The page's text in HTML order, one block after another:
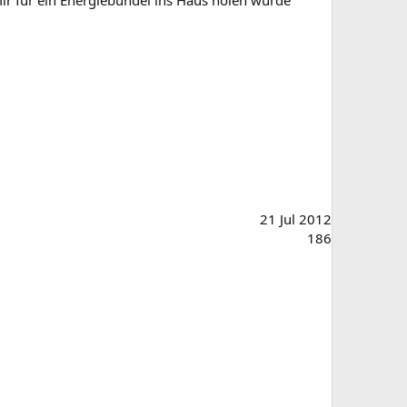
21 Jul 2012
186